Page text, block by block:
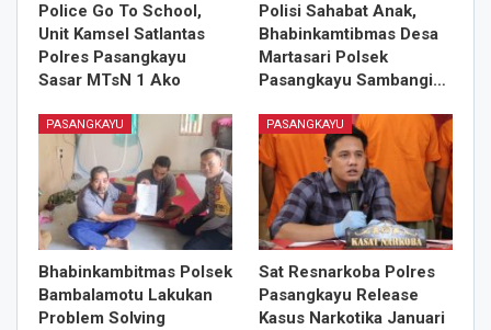
Police Go To School,
Unit Kamsel Satlantas
Polres Pasangkayu
Sasar MTsN 1 Ako
Polisi Sahabat Anak,
Bhabinkamtibmas Desa
Martasari Polsek
Pasangkayu Sambangi…
PASANGKAYU
Bhabinkambitmas Polsek
Bambalamotu Lakukan
Problem Solving
PASANGKAYU
Sat Resnarkoba Polres
Pasangkayu Release
Kasus Narkotika Januari